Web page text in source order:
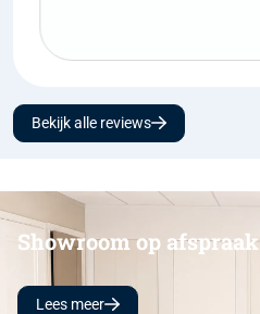
Bekijk alle reviews
Showroom op afspraak
Lees meer